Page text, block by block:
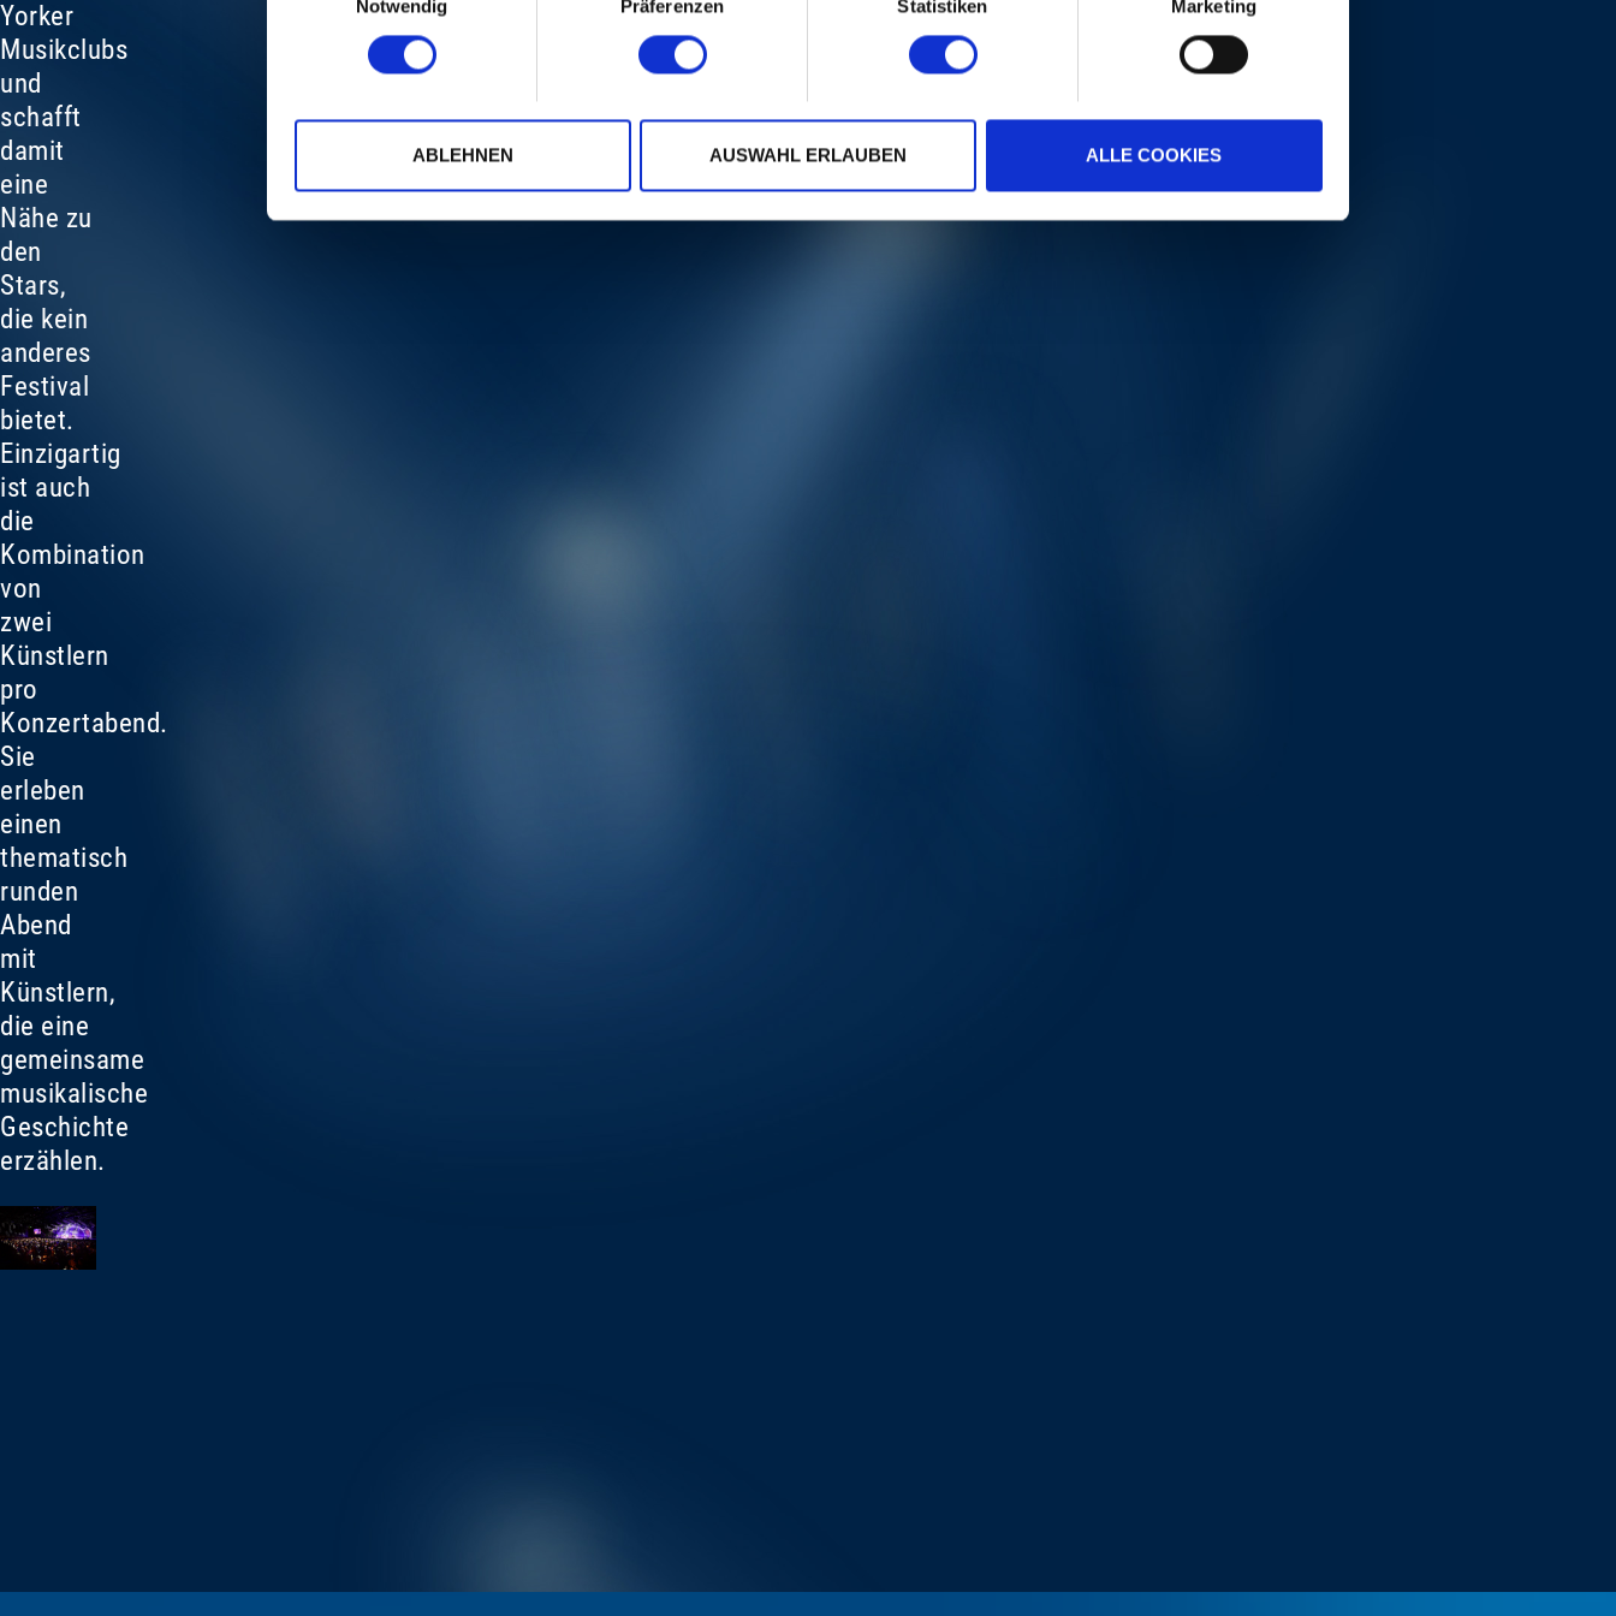
Notwendig
Präferenzen Statistiken Marketing
ABLEHNEN AUSWAHL ERLAUBEN ALLE COOKIES
Yorker
Musikclubs
und
schafft
damit
eine
Nähe zu
den
Stars,
die kein
anderes
Festival
bietet.
Einzigartig
ist auch
die
Kombination
von
zwei
Künstlern
pro
Konzertabend.
Sie
erleben
einen
thematisch
runden
Abend
mit
Künstlern,
die eine
gemeinsame
musikalische
Geschichte
erzählen.